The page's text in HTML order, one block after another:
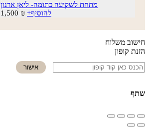
מתחת לשקיעה כתומה- ליאן ארנון
1,500 ₪ +להוסיף
חישוב משלוח
הזנת קופון
אישור
שתף